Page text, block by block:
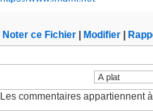
Noter ce Fichier
Modifier
Les commentaires appartiennent